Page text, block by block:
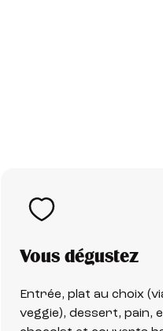
Vous dégustez
Entrée, plat au choix
veggie), dessert, pain,